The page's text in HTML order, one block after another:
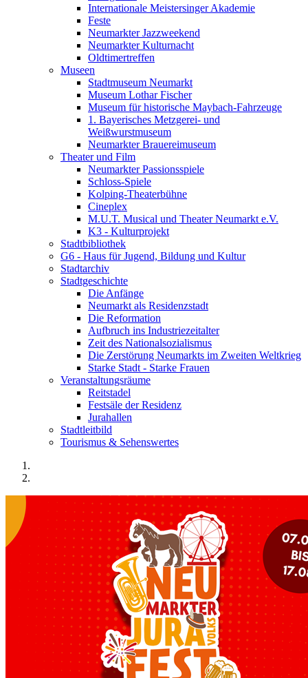
Internationale Meistersinger Akademie
Feste
Neumarkter Jazzweekend
Neumarkter Kulturnacht
Oldtimertreffen
Museen
Stadtmuseum Neumarkt
Museum Lothar Fischer
Museum für historische Maybach-Fahrzeuge
1. Bayerisches Metzgerei- und
Weißwurstmuseum
Neumarkter Brauereimuseum
Theater und Film
Neumarkter Passionsspiele
Schloss-Spiele
Kolping-Theaterbühne
Cineplex
M.U.T. Musical und Theater Neumarkt e.V.
K3 - Kulturprojekt
Stadtbibliothek
G6 - Haus für Jugend, Bildung und Kultur
Stadtarchiv
Stadtgeschichte
Die Anfänge
Neumarkt als Residenzstadt
Die Reformation
Aufbruch ins Industriezeitalter
Zeit des Nationalsozialismus
Die Zerstörung Neumarkts im Zweiten Weltkrieg
Starke Stadt - Starke Frauen
Veranstaltungsräume
Reitstadel
Festsäle der Residenz
Jurahallen
Stadtleitbild
Tourismus & Sehenswertes